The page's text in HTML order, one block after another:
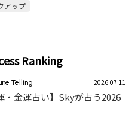
アップ
Ranking
Telling 2026.07.11
・金運占い】Skyが占う2026